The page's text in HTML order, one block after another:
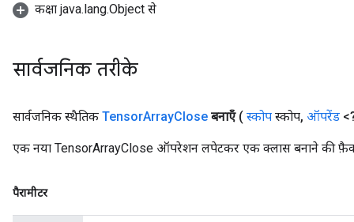
कक्षा java.lang.Object से
सार्वजनिक तरीके
सार्वजनिक स्थैतिक TensorArrayClose बनाएँ ( स्कोप स्कोप, ऑपरेंड
एक नया TensorArrayClose ऑपरेशन लपेटकर एक क्लास बनाने की
पैरामीटर